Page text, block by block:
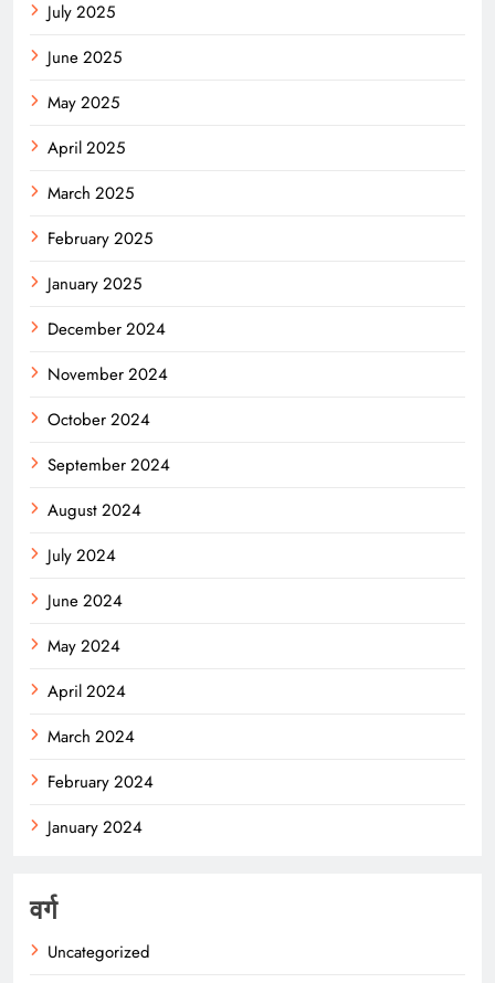
July 2025
June 2025
May 2025
April 2025
March 2025
February 2025
January 2025
December 2024
November 2024
October 2024
September 2024
August 2024
July 2024
June 2024
May 2024
April 2024
March 2024
February 2024
January 2024
वर्ग
Uncategorized